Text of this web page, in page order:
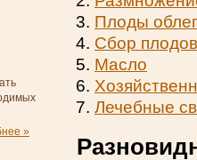
»
Плоды
Сбор
Масло
Лечебные